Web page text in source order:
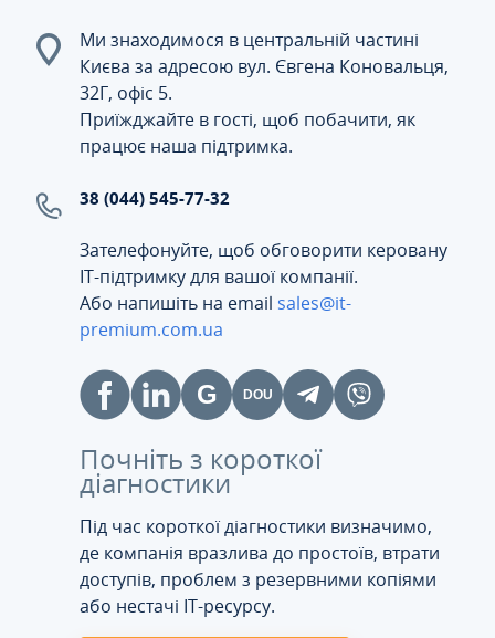
Ми знаходимося в центральній частині
Києва за адресою вул. Євгена Коновальця,
32Г, офіс 5.
Приїжджайте в гості, щоб побачити, як
працює наша підтримка.
38 (044) 545-77-32
Зателефонуйте, щоб обговорити керовану
ІТ-підтримку для вашої компанії.
Або напишіть на email sales@it-
premium.com.ua
Почніть з короткої
діагностики
Під час короткої діагностики визначимо,
де компанія вразлива до простоїв, втрати
доступів, проблем з резервними копіями
або нестачі IT-ресурсу.